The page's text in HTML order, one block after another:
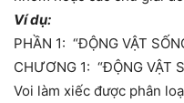
Ví dụ:
PHẦN 1: “ĐỘNG VẬT
CHƯƠNG 1: “ĐỘNG VẬT
Voi làm xiếc được phân